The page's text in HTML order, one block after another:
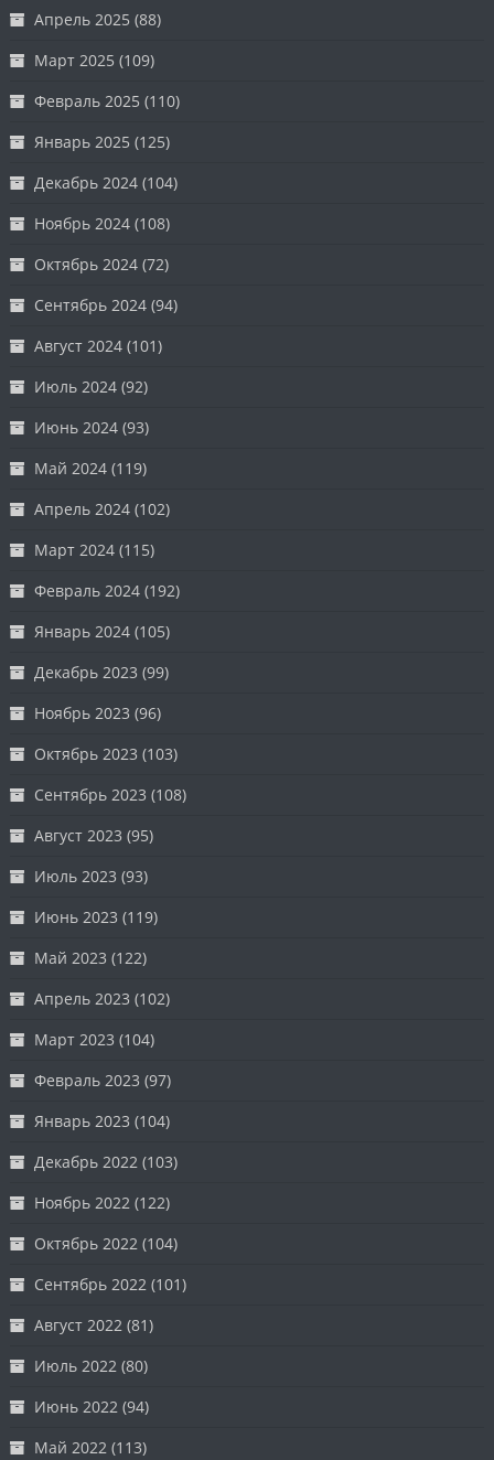
Апрель 2025 (88)
Март 2025 (109)
Февраль 2025 (110)
Январь 2025 (125)
Декабрь 2024 (104)
Ноябрь 2024 (108)
Октябрь 2024 (72)
Сентябрь 2024 (94)
Август 2024 (101)
Июль 2024 (92)
Июнь 2024 (93)
Май 2024 (119)
Апрель 2024 (102)
Март 2024 (115)
Февраль 2024 (192)
Январь 2024 (105)
Декабрь 2023 (99)
Ноябрь 2023 (96)
Октябрь 2023 (103)
Сентябрь 2023 (108)
Август 2023 (95)
Июль 2023 (93)
Июнь 2023 (119)
Май 2023 (122)
Апрель 2023 (102)
Март 2023 (104)
Февраль 2023 (97)
Январь 2023 (104)
Декабрь 2022 (103)
Ноябрь 2022 (122)
Октябрь 2022 (104)
Сентябрь 2022 (101)
Август 2022 (81)
Июль 2022 (80)
Июнь 2022 (94)
Май 2022 (113)